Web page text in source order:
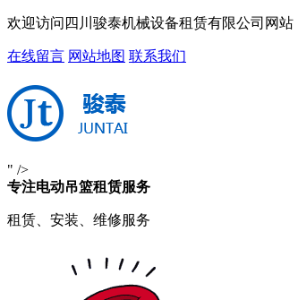
欢迎访问四川骏泰机械设备租赁有限公司网站
在线留言 网站地图 联系我们
" />
专注电动吊篮租赁服务
租赁、安装、维修服务